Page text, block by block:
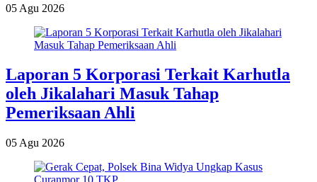
05 Agu 2026
Laporan 5 Korporasi Terkait Karhutla
oleh Jikalahari Masuk Tahap
Pemeriksaan Ahli
05 Agu 2026